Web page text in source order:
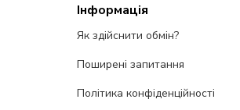
Інформація
Як здійснити обмін?
Поширені запитання
Політика конфіденційності